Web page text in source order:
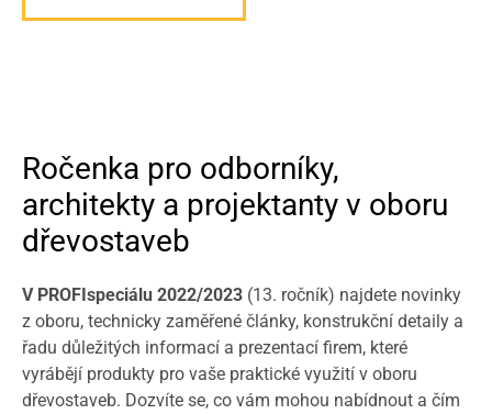
Ročenka pro odborníky,
architekty a projektanty v oboru
dřevostaveb
V PROFIspeciálu 2022/2023 (13. ročník) najdete novinky
z oboru, technicky zaměřené články, konstrukční detaily a
řadu důležitých informací a prezentací firem, které
vyrábějí produkty pro vaše praktické využití v oboru
dřevostaveb. Dozvíte se, co vám mohou nabídnout a čím